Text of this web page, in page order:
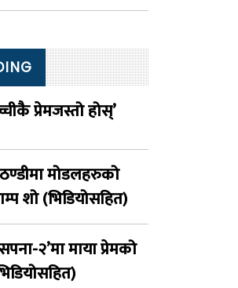
प्रेमजस्तो होस्’
मोडलहरुको
शो (भिडियोसहित)
२’मा माया प्रेमको